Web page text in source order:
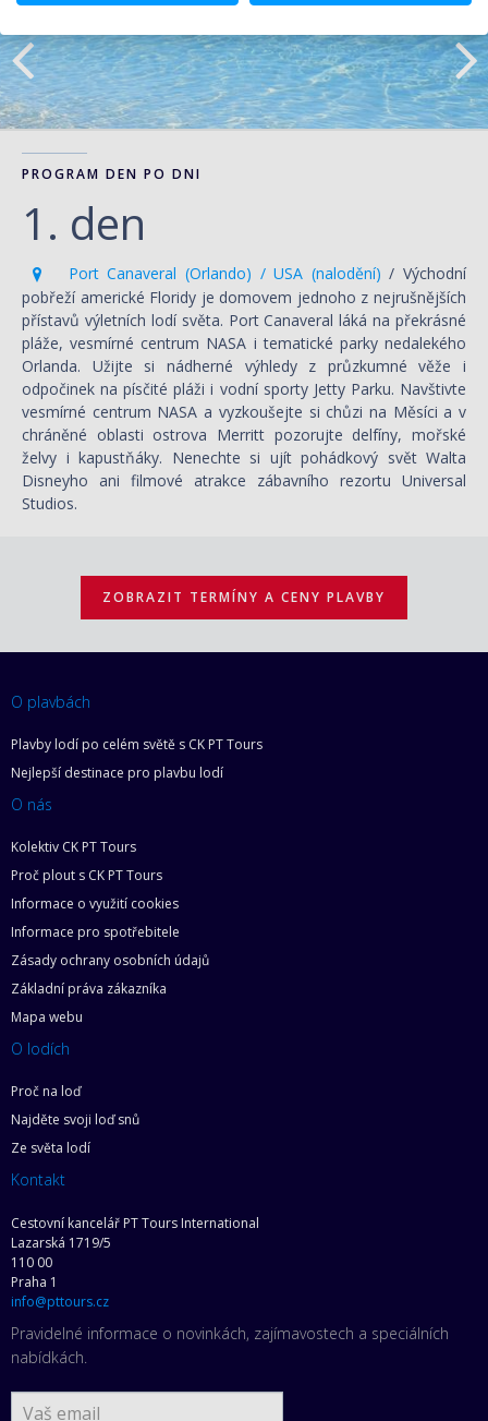
PROGRAM DEN PO DNI
1. den
Port Canaveral (Orlando) / USA (nalodění)/ Východní
pobřeží americké Floridy je domovem jednoho z nejrušnějších
přístavů výletních lodí světa. Port Canaveral láká na překrásné
pláže, vesmírné centrum NASA i tematické parky nedalekého
Orlanda. Užijte si nádherné výhledy z průzkumné věže i
odpočinek na písčité pláži i vodní sporty Jetty Parku. Navštivte
vesmírné centrum NASA a vyzkoušejte si chůzi na Měsíci a v
chráněné oblasti ostrova Merritt pozorujte delfíny, mořské
želvy i kapustňáky. Nenechte si ujít pohádkový svět Walta
Disneyho ani filmové atrakce zábavního rezortu Universal
Studios.
ZOBRAZIT TERMÍNY A CENY PLAVBY
O plavbách
Plavby lodí po celém světě s CK PT Tours
Nejlepší destinace pro plavbu lodí
O nás
Kolektiv CK PT Tours
Proč plout s CK PT Tours
Informace o využití cookies
Informace pro spotřebitele
Zásady ochrany osobních údajů
Základní práva zákazníka
Mapa webu
O lodích
Proč na loď
Najděte svoji loď snů
Ze světa lodí
Kontakt
Cestovní kancelář PT Tours International
Lazarská 1719/5
110 00
Praha 1
info@pttours.cz
Pravidelné informace o novinkách, zajímavostech a speciálních
nabídkách.